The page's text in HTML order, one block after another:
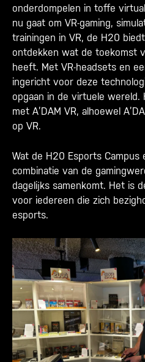
onderdompelen in toffe
nu gaat om VR-gaming,
trainingen in VR, de H20
ontdekken wat de toekomst
heeft. Met VR-headsets en
ingericht voor deze
opgaan in de virtuele wereld.
met A’DAM VR, alhoewel
op VR.
Wat de H20 Esports Campus
combinatie van de
dagelijks samenkomt. Het is
voor iedereen die zich
esports.